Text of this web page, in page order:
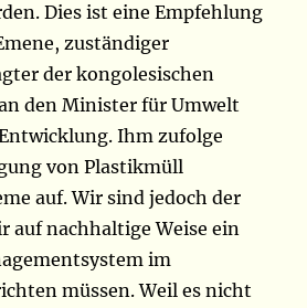
Dies ist eine Empfehlung
zuständiger
der kongolesischen
den Minister für Umwelt
Ihm zufolge
von Plastikmüll
auf. Wir sind jedoch der
auf nachhaltige Weise ein
im
müssen. Weil es nicht